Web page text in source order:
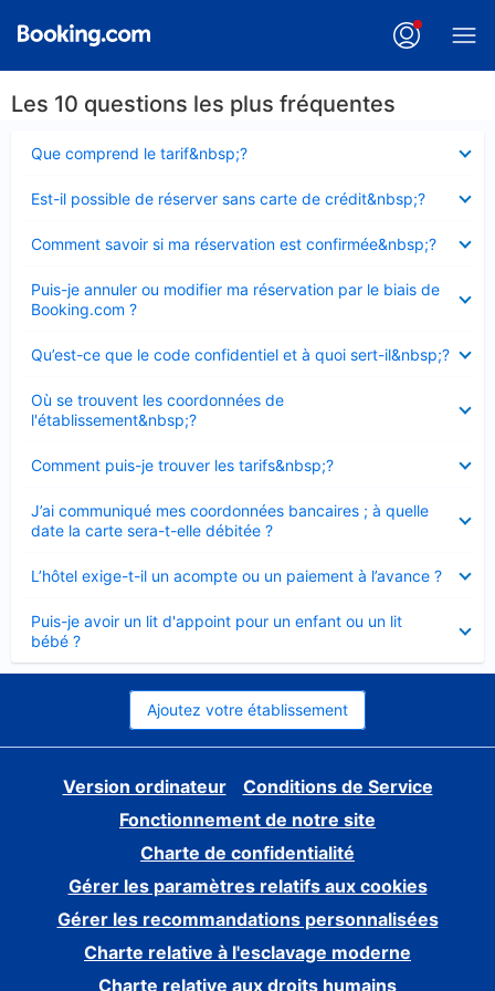
Les 10 questions les plus fréquentes
Que comprend le tarif&nbsp;?
fermé
Est-il possible de réserver sans carte de crédit&nbsp;?
fermé
Comment savoir si ma réservation est confirmée&nbsp;?
fermé
Puis-je annuler ou modifier ma réservation par le biais de
Booking.com ?
fermé
Qu’est-ce que le code confidentiel et à quoi sert-il&nbsp;?
fermé
Où se trouvent les coordonnées de
l'établissement&nbsp;?
fermé
Comment puis-je trouver les tarifs&nbsp;?
fermé
J’ai communiqué mes coordonnées bancaires ; à quelle
date la carte sera-t-elle débitée ?
fermé
L’hôtel exige-t-il un acompte ou un paiement à l’avance ?
fermé
Puis-je avoir un lit d'appoint pour un enfant ou un lit
bébé ?
fermé
Ajoutez votre établissement
Version ordinateur
Conditions de Service
Fonctionnement de notre site
Charte de confidentialité
Gérer les paramètres relatifs aux cookies
Gérer les recommandations personnalisées
Charte relative à l'esclavage moderne
Charte relative aux droits humains